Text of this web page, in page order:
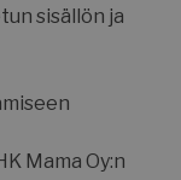
sisällön ja
Mama Oy:n